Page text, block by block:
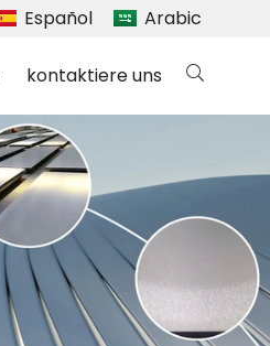
Español Arabic
kontaktiere uns